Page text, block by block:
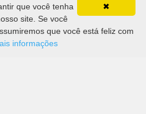
✖
que você tenha
site. Se você
que você está feliz com
informações